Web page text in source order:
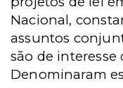
Nacional,
assuntos
são de interesse
Denominaram